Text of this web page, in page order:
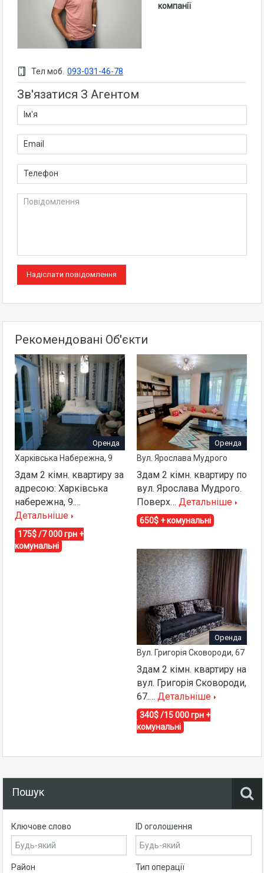
компанії
Тел моб. 093-031-46-78
Зв'язатися З Агентом
Рекомендовані Об'єкти
Оренда
Харківська Набережна, 9
Здам 2 кімн. квартиру за
адресою: Харківська
набережна, 9.…
Детальніше
175$ /7 000 грн +
комунальні
Оренда
Вул. Ярослава Мудрого
Здам 2 кімн. квартиру по
вул. Ярослава Мудрого.
Поверх… Детальніше
650$ + комунальні
Оренда
Вул. Григорія Сковороди, 67
Здам 2 кімн. квартиру на
вул. Григорія Сковороди,
67.… Детальніше
340$ /15 000 грн +
комунальні
Пошук
Ключове слово ID оголошення
Район Тип операції